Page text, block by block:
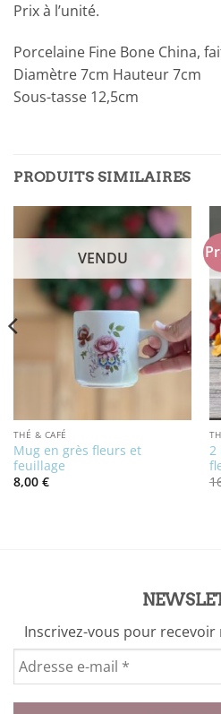
Prix à l’unité.
Porcelaine Fine Bone China,
Diamètre 7cm Hauteur 7cm
Sous-tasse 12,5cm
PRODUITS SIMILAIRES
VENDU
THÉ & CAFÉ
Mug en grès fleurs et
feuillage
8,00 €
2
Inscrivez-vous pour